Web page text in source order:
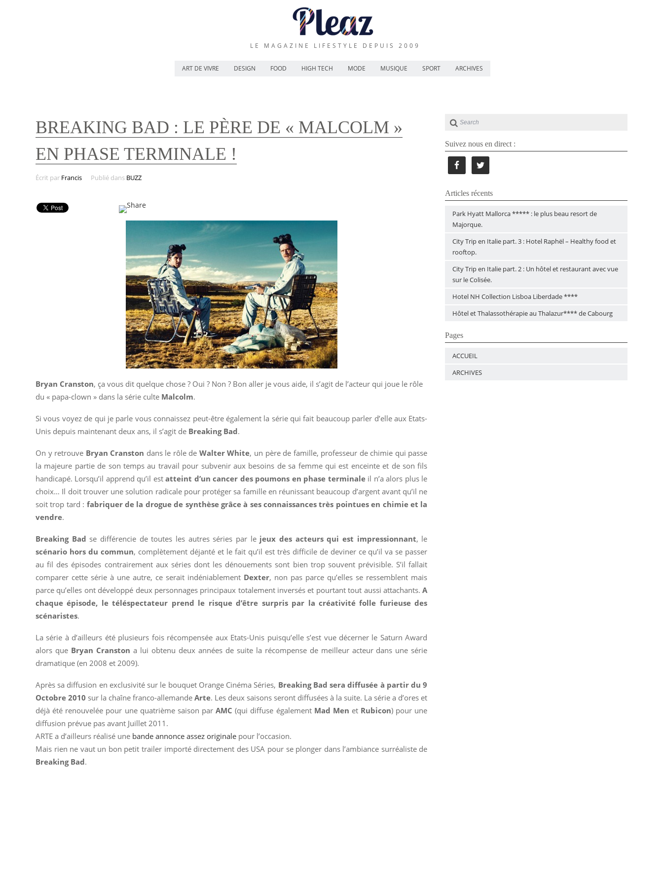
LE MAGAZINE LIFESTYLE DEPUIS 2009
ART DE VIVRE DESIGN FOOD HIGH TECH MODE MUSIQUE SPORT ARCHIVES
BREAKING BAD : LE PÈRE DE « MALCOLM »
EN PHASE TERMINALE !
Écrit par Francis Publié dans BUZZ
Bryan Cranston, ça vous dit quelque chose ? Oui ? Non ? Bon aller je vous aide, il s’agit de l’acteur qui joue le rôle
du « papa-clown » dans la série culte Malcolm.
Si vous voyez de qui je parle vous connaissez peut-être également la série qui fait beaucoup parler d’elle aux Etats-
Unis depuis maintenant deux ans, il s’agit de Breaking Bad.
On y retrouve Bryan Cranston dans le rôle de Walter White, un père de famille, professeur de chimie qui passe
la majeure partie de son temps au travail pour subvenir aux besoins de sa femme qui est enceinte et de son fils
handicapé. Lorsqu’il apprend qu’il estatteint d’un cancer des poumons en phase terminaleil n’a alors plus le
choix… Il doit trouver une solution radicale pour protéger sa famille en réunissant beaucoup d’argent avant qu’il ne
soit trop tard : fabriquer de la drogue de synthèse grâce à ses connaissances très pointues en chimie et la
vendre.
Breaking Bad se différencie de toutes les autres séries par le jeux des acteurs qui est impressionnant, le
scénario hors du commun, complètement déjanté et le fait qu’il est très difficile de deviner ce qu’il va se passer
au fil des épisodes contrairement aux séries dont les dénouements sont bien trop souvent prévisible. S’il fallait
comparer cette série à une autre, ce serait indéniablement Dexter, non pas parce qu’elles se ressemblent mais
parce qu’elles ont développé deux personnages principaux totalement inversés et pourtant tout aussi attachants.A
chaque épisode, le téléspectateur prend le risque d’être surpris par la créativité folle furieuse des
scénaristes.
La série à d’ailleurs été plusieurs fois récompensée aux Etats-Unis puisqu’elle s’est vue décerner le Saturn Award
alors que Bryan Cranston a lui obtenu deux années de suite la récompense de meilleur acteur dans une série
dramatique (en 2008 et 2009).
Après sa diffusion en exclusivité sur le bouquet Orange Cinéma Séries, Breaking Bad sera diffusée à partir du 9
Octobre 2010 sur la chaîne franco-allemandeArte. Les deux saisons seront diffusées à la suite. La série a d’ores et
déjà été renouvelée pour une quatrième saison parAMC (qui diffuse également Mad Men et Rubicon) pour une
diffusion prévue pas avant Juillet 2011.
ARTE a d’ailleurs réalisé une bande annonce assez originale pour l’occasion.
Mais rien ne vaut un bon petit trailer importé directement des USA pour se plonger dans l’ambiance surréaliste de
Breaking Bad.
Suivez nous en direct :
Articles récents
Park Hyatt Mallorca ***** : le plus beau resort de
Majorque.
City Trip en Italie part. 3 : Hotel Raphël – Healthy food et
rooftop.
City Trip en Italie part. 2 : Un hôtel et restaurant avec vue
sur le Colisée.
Hotel NH Collection Lisboa Liberdade ****
Hôtel et Thalassothérapie au Thalazur**** de Cabourg
Pages
ACCUEIL
ARCHIVES